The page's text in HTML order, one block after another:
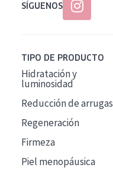
SÍGUENOS
TIPO DE PRODUCTO
Hidratación y
luminosidad
Reducción de arrugas
Regeneración
Firmeza
Piel menopáusica